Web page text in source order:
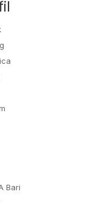
Bari